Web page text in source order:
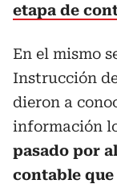
etapa de
En el mismo
Instrucción
dieron a
información
pasado por
contable